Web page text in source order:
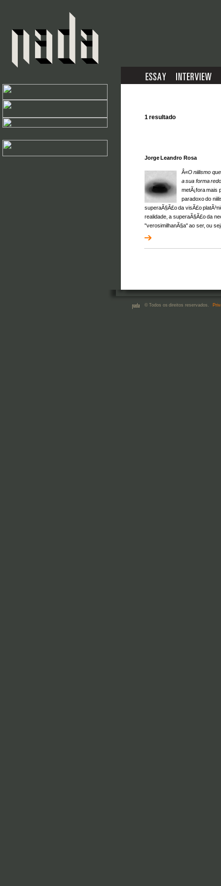
1 resultado
Jorge Leandro Rosa
Â«O niilismo
a sua forma
metÃ¡fora mais
paradoxo do
superaÃ§Ã£o da visÃ£o
realidade, a superaÃ§Ã£o da
"verosimilhanÃ§a" ao ser, ou
© Todos os direitos reservados.